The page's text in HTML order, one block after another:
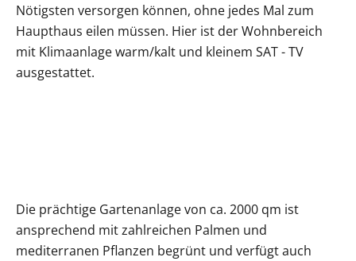
Nötigsten versorgen können, ohne jedes Mal zum
Haupthaus eilen müssen. Hier ist der Wohnbereich
mit Klimaanlage warm/kalt und kleinem SAT - TV
ausgestattet.
Die prächtige Gartenanlage von ca. 2000 qm ist
ansprechend mit zahlreichen Palmen und
mediterranen Pflanzen begrünt und verfügt auch